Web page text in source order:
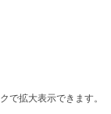
で拡大表示できます。